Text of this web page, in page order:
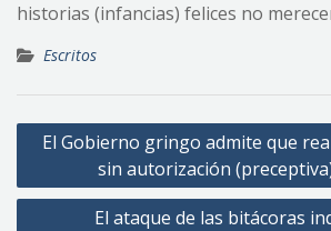
historias (infancias) felices no
Escritos
Navegación
entradas
El Gobierno gringo admite que
sin autorización
El ataque de las bitácoras